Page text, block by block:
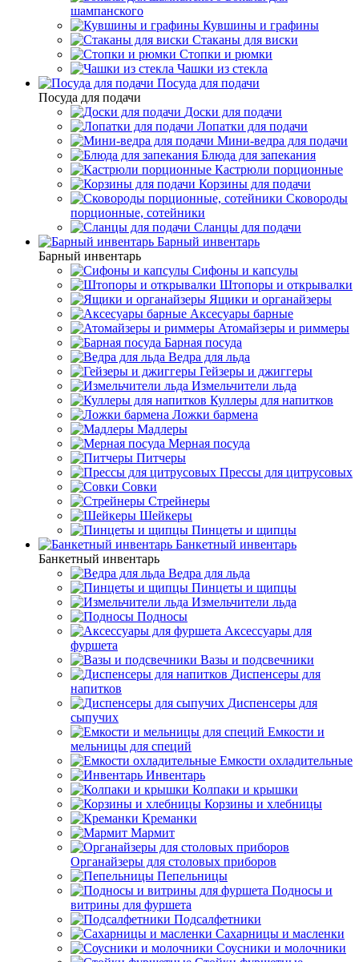
шампанского
Кувшины и графины
Стаканы для виски
Стопки и рюмки
Чашки из стекла
Посуда для подачи
Посуда для подачи
Доски для подачи
Лопатки для подачи
Мини-ведра для подачи
Блюда для запекания
Кастрюли порционные
Корзины для подачи
Сковороды
порционные, сотейники
Сланцы для подачи
Барный инвентарь
Барный инвентарь
Сифоны и капсулы
Штопоры и открывалки
Ящики и органайзеры
Аксесуары барные
Атомайзеры и риммеры
Барная посуда
Ведра для льда
Гейзеры и джиггеры
Измельчители льда
Куллеры для напитков
Ложки бармена
Мадлеры
Мерная посуда
Питчеры
Прессы для цитрусовых
Совки
Стрейнеры
Шейкеры
Пинцеты и щипцы
Банкетный инвентарь
Банкетный инвентарь
Ведра для льда
Пинцеты и щипцы
Измельчители льда
Подносы
Аксессуары для
фуршета
Вазы и подсвечники
Диспенсеры для
напитков
Диспенсеры для
сыпучих
Емкости и
мельницы для специй
Емкости охладительные
Инвентарь
Колпаки и крышки
Корзины и хлебницы
Креманки
Мармит
Органайзеры для столовых приборов
Пепельницы
Подносы и
витрины для фуршета
Подсалфетники
Сахарницы и масленки
Соусники и молочники